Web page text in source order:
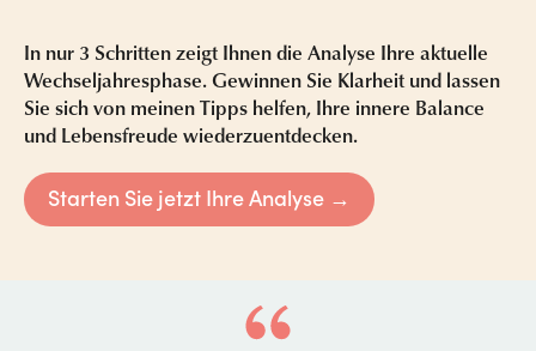
In nur 3 Schritten zeigt Ihnen die Analyse Ihre aktuelle
Wechseljahresphase. Gewinnen Sie Klarheit und lassen
Sie sich von meinen Tipps helfen, Ihre innere Balance
und Lebensfreude wiederzuentdecken.
Starten Sie jetzt Ihre Analyse →